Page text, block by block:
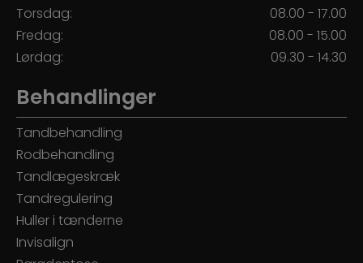
Torsdag:
08.00 - 17.00
Fredag:
08.00 - 15.00
Lørdag:
09.30 - 14.30
Behandlinger
Tandbehandling
Rodbehandling
Tandlægeskræk
Tandregulering
Huller i tænderne
Invisalign